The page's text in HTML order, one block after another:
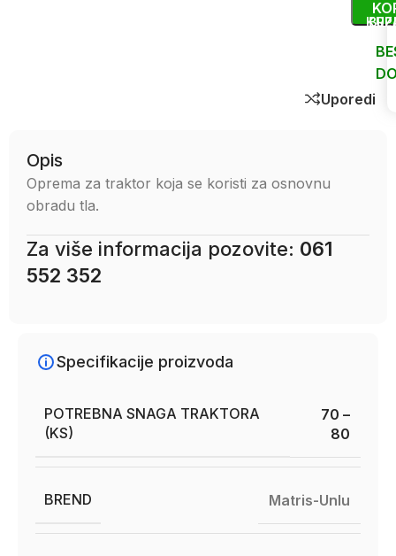
Uporedi
Opis
Oprema za traktor koja se koristi za osnovnu
obradu tla.
Za više informacija pozovite: 061
552 352
Specifikacije proizvoda
POTREBNA SNAGA TRAKTORA
(KS)
70 –
80
BREND Matris-Unlu